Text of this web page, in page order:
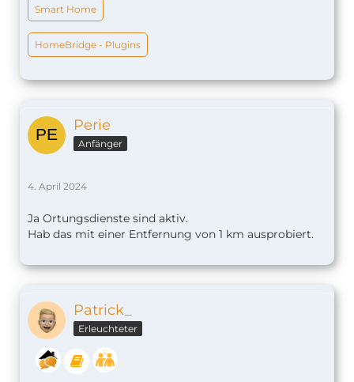
Smart Home
HomeBridge - Plugins
Perie
Anfänger
4. April 2024
Ja Ortungsdienste sind aktiv.
Hab das mit einer Entfernung von 1 km ausprobiert.
Patrick_
Erleuchteter